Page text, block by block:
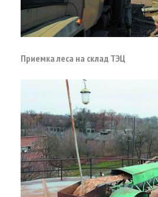
Приемка леса на склад ТЭЦ